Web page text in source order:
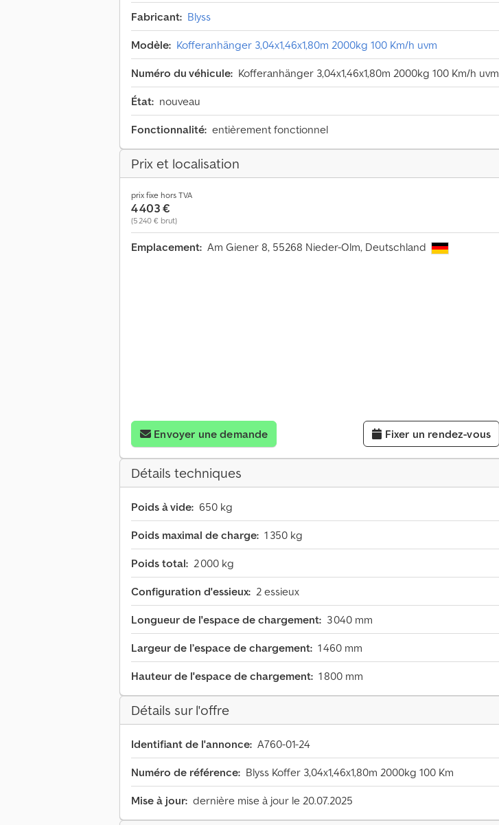
Fabricant: Blyss
Modèle: Kofferanhänger 3,04x1,46x1,80m 2000kg 100 Km/h uvm
Numéro du véhicule: Kofferanhänger 3,04x1,46x1,80m 2000kg 100 Km/h uvm
État: nouveau
Fonctionnalité: entièrement fonctionnel
Prix et localisation
prix fixe hors TVA
4 403 €
(5 240 € brut)
Emplacement: Am Giener 8, 55268 Nieder-Olm, Deutschland
Envoyer une demande Fixer un rendez-vous
Détails techniques
Poids à vide: 650 kg
Poids maximal de charge: 1 350 kg
Poids total: 2 000 kg
Configuration d'essieux: 2 essieux
Longueur de l'espace de chargement: 3 040 mm
Largeur de l’espace de chargement: 1 460 mm
Hauteur de l'espace de chargement: 1 800 mm
Détails sur l'offre
Identifiant de l'annonce: A760-01-24
Numéro de référence: Blyss Koffer 3,04x1,46x1,80m 2000kg 100 Km
Mise à jour: dernière mise à jour le 20.07.2025